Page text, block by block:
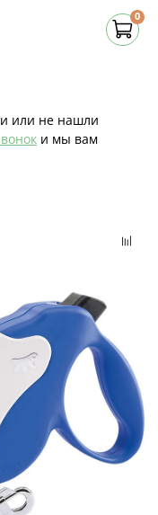
0
или не нашли
и мы вам